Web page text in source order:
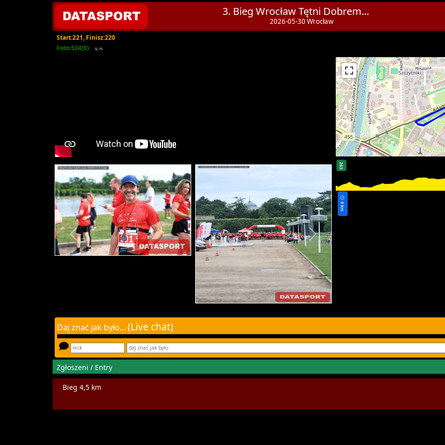
3. Bieg Wrocław Tętni Dobrem...
2026-05-30 Wrocław
Start:221, Finisz:220
Foto:524(0)
SL:1%
0 km
263
Daj znać jak było... (Live chat)
Zgłoszeni / Entry
Bieg 4,5 km